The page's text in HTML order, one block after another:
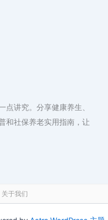
点讲究。分享健康养生、
和社保养老实用指南，让
关于我们